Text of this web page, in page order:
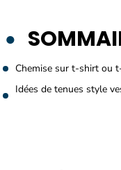
Chemise sur t-shirt ou
Idées de tenues style